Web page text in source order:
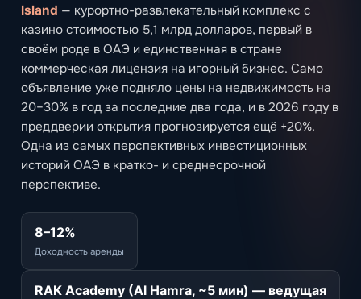
Island — курортно-развлекательный комплекс с
казино стоимостью 5,1 млрд долларов, первый в
своём роде в ОАЭ и единственная в стране
коммерческая лицензия на игорный бизнес. Само
объявление уже подняло цены на недвижимость на
20–30% в год за последние два года, и в 2026 году в
преддверии открытия прогнозируется ещё +20%.
Одна из самых перспективных инвестиционных
историй ОАЭ в кратко- и среднесрочной
перспективе.
8–12%
Доходность аренды
RAK Academy (Al Hamra, ~5 мин) — ведущая